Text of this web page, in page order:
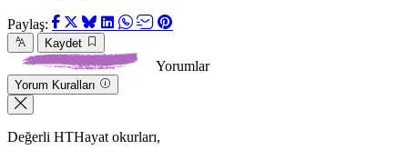
Paylaş:
Kaydet
Yorumlar
Yorum Kuralları
Değerli HTHayat okurları,